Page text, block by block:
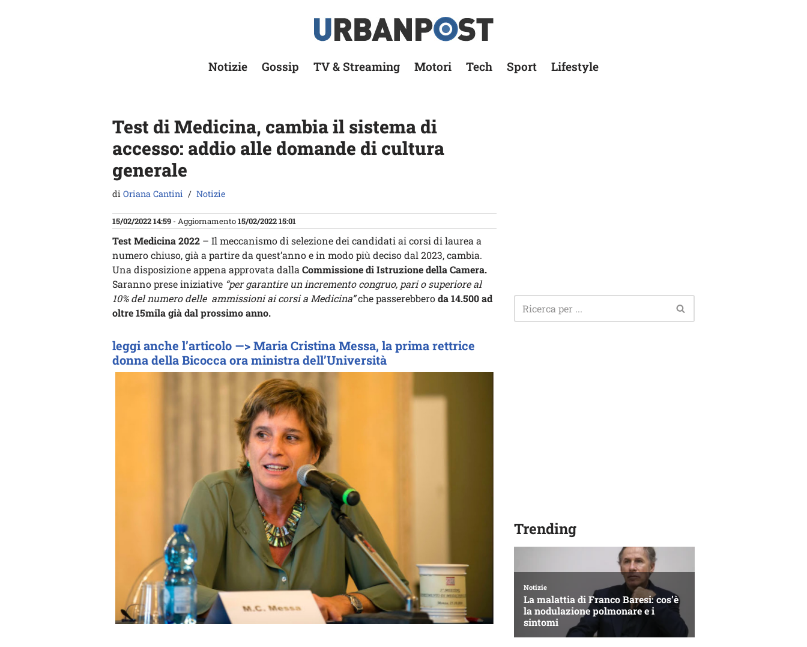
Notizie Gossip TV & Streaming Motori Tech Sport Lifestyle
Test di Medicina, cambia il sistema di
accesso: addio alle domande di cultura
generale
di Oriana Cantini Notizie
15/02/2022 14:59 - Aggiornamento15/02/2022 15:01
Test Medicina 2022 – Il meccanismo di selezione dei candidati ai corsi di laurea a
numero chiuso, già a partire da quest’anno e in modo più deciso dal 2023, cambia.
Una disposizione appena approvata dalla Commissione di Istruzione della Camera.
Saranno prese iniziative “per garantire un incremento congruo, pari o superiore al
10% del numero delle ammissioni ai corsi a Medicina”che passerebberoda 14.500 ad
oltre 15mila già dal prossimo anno.
leggi anche l’articolo —> Maria Cristina Messa, la prima rettrice
donna della Bicocca ora ministra dell’Università
Trending